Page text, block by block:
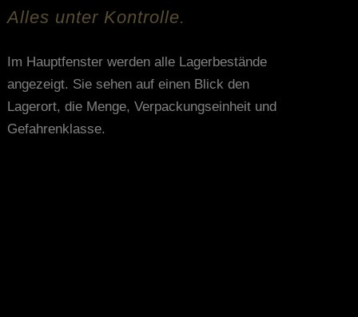
Alles unter Kontrolle.
Im Hauptfenster werden alle Lagerbestände
angezeigt. Sie sehen auf einen Blick den
Lagerort, die Menge, Verpackungseinheit und
Gefahrenklasse.